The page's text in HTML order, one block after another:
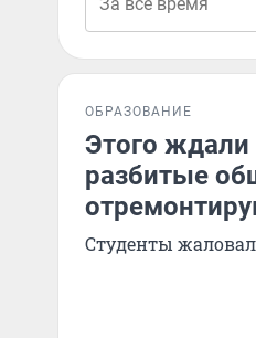
ОБРАЗОВАНИЕ
Этого
разбитые
Студенты